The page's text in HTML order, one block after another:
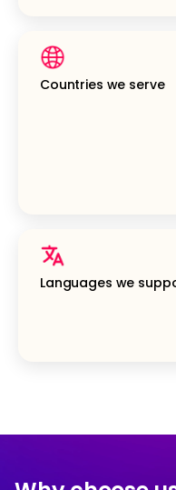
Countries we serve
Languages we